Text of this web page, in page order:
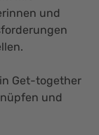
und
Get-together
und